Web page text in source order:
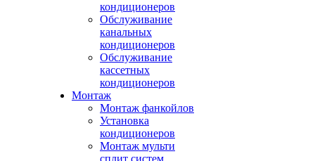
кондиционеров
Обслуживание
канальных
кондиционеров
Обслуживание
кассетных
кондиционеров
Монтаж
Монтаж фанкойлов
Установка
кондиционеров
Монтаж мульти
сплит систем